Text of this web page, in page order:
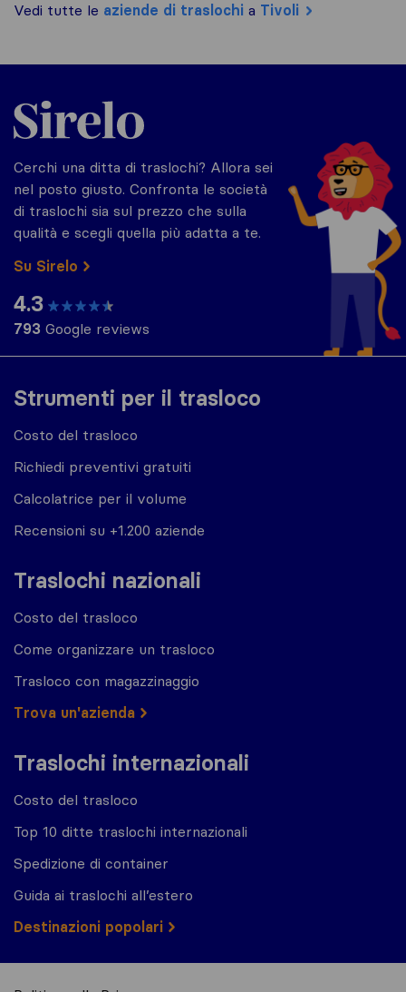
Vedi tutte le aziende di traslochi a Tivoli
Strumenti per il trasloco
Costo del trasloco
Richiedi preventivi gratuiti
Calcolatrice per il volume
Recensioni su +1.200 aziende
Traslochi nazionali
Costo del trasloco
Come organizzare un trasloco
Trasloco con magazzinaggio
Trova un'azienda
Traslochi internazionali
Costo del trasloco
Top 10 ditte traslochi internazionali
Spedizione di container
Guida ai traslochi all’estero
Destinazioni popolari
Sirelo.it
Cerchi una ditta di traslochi? Allora sei
nel posto giusto. Confronta le società
di traslochi sia sul prezzo che sulla
qualità e scegli quella più adatta a te.
Su Sirelo
4.3
793 Google reviews